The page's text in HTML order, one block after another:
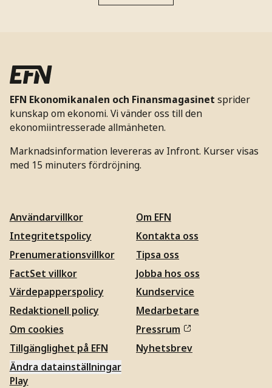
EFN Ekonomikanalen och Finansmagasinet sprider
kunskap om ekonomi. Vi vänder oss till den
ekonomiintresserade allmänheten.
Marknadsinformation levereras av Infront. Kurser visas
med 15 minuters fördröjning.
Användarvillkor
Integritetspolicy
Prenumerationsvillkor
FactSet villkor
Värdepapperspolicy
Redaktionell policy
Om cookies
Tillgänglighet på EFN
Ändra datainställningar
Om EFN
Kontakta oss
Tipsa oss
Jobba hos oss
Kundservice
Medarbetare
Pressrum
Nyhetsbrev
Play